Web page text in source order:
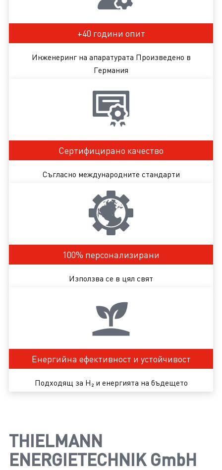
+40 години опит
Инженеринг на апаратурата Произведено в
Германия
Сертифицирано качество
Съгласно международните стандарти
100% персонализирани
Използва се в цял свят
Енергийна ефективност и устойчивост
Подходящ за H₂ и енергията на бъдещето
THIELMANN
ENERGIETECHNIK GmbH